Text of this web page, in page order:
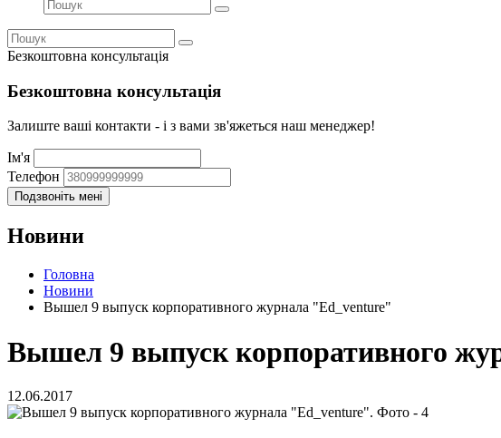
Безкоштовна консультація
Безкоштовна консультація
Залиште ваші контакти - і з вами зв'яжеться наш менеджер!
Ім'я
Телефон
Новини
Головна
Новини
Вышел 9 выпуск корпоративного журнала "Ed_venture"
Вышел 9 выпуск корпоративного
12.06.2017